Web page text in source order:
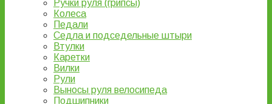
Ручки руля (грипсы)
Колеса
Педали
Седла и подседельные штыри
Втулки
Каретки
Вилки
Рули
Выносы руля велосипеда
Подшипники